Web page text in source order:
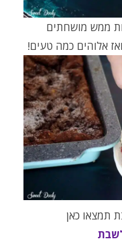
ממש מושחתים
אלוהים כמה טעים!
תמצאו כאן